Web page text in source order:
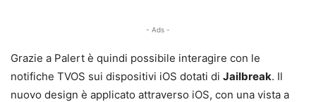
- Ads -
Grazie a Palert è quindi possibile interagire con le
notifiche TVOS sui dispositivi iOS dotati di Jailbreak. Il
nuovo design è applicato attraverso iOS, con una vista a